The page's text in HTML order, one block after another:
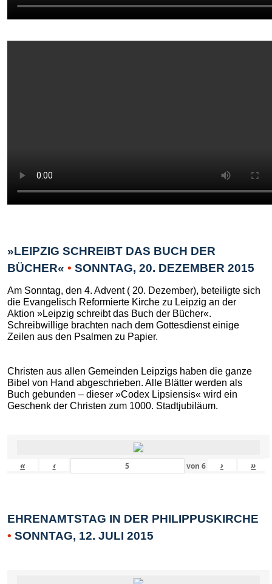
»LEIPZIG SCHREIBT DAS BUCH DER
BÜCHER« • SONNTAG, 20. DEZEMBER 2015
Am Sonntag, den 4. Advent ( 20. Dezember), beteiligte sich
die Evangelisch Reformierte Kirche zu Leipzig an der
Aktion »Leipzig schreibt das Buch der Bücher«.
Schreibwillige brachten nach dem Gottesdienst einige
Zeilen aus den Psalmen zu Papier.
Christen aus allen Gemeinden Leipzigs haben die ganze
Bibel von Hand abgeschrieben. Alle Blätter werden als
Buch gebunden – dieser »Codex Lipsiensis« wird ein
Geschenk der Christen zum 1000. Stadtjubiläum.
« ‹ von 6 › »
EHRENAMTSTAG IN DER PHILIPPUSKIRCHE
• SONNTAG, 12. JULI 2015